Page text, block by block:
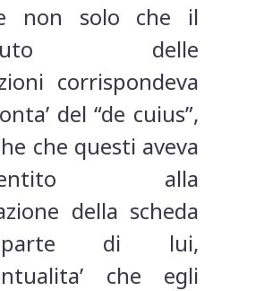
non solo che il
delle
corrispondeva
del “de cuius”,
che questi aveva
alla
della scheda
di lui,
che egli